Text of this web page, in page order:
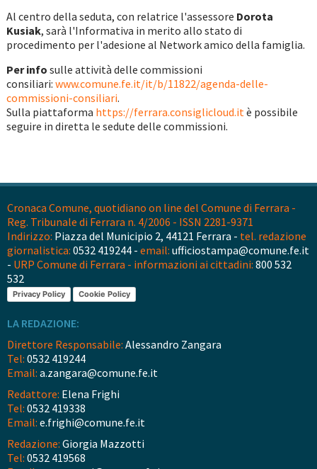
Al centro della seduta, con relatrice l'assessore Dorota
Kusiak, sarà l'Informativa in merito allo stato di
procedimento per l'adesione al Network amico della famiglia.
Per info sulle attività delle commissioni
consiliari: www.comune.fe.it/it/b/11822/agenda-delle-
commissioni-consiliari.
Sulla piattaforma https://ferrara.consiglicloud.itè possibile
seguire in diretta le sedute delle commissioni.
Cronaca Comune, quotidiano on line del Comune di Ferrara -
Reg. Tribunale di Ferrara n. 4/2006 - ISSN 2281-9371
Indirizzo: Piazza del Municipio 2, 44121 Ferrara - tel. redazione
giornalistica: 0532 419244 - email: ufficiostampa@comune.fe.it
- URP Comune di Ferrara - informazioni ai cittadini: 800 532
532
Privacy Policy Cookie Policy
LA REDAZIONE:
Direttore Responsabile: Alessandro Zangara
Tel: 0532 419244
Email: a.zangara@comune.fe.it
Redattore: Elena Frighi
Tel: 0532 419338
Email: e.frighi@comune.fe.it
Redazione: Giorgia Mazzotti
Tel: 0532 419568